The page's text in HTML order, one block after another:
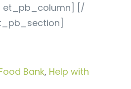
[/
Bank, Help with